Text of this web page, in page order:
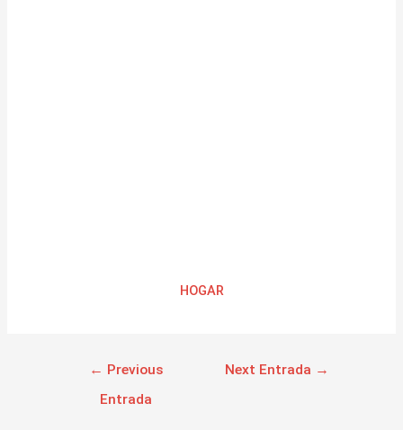
HOGAR
← Previous
Entrada
Next Entrada →